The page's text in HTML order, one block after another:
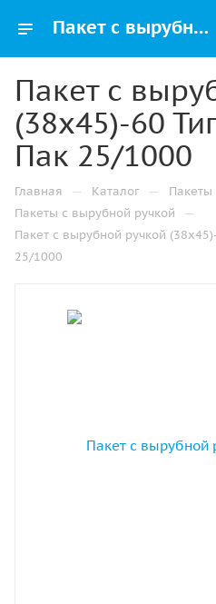
Пакет с вырубной ручкой (38х45)-60 Тигр лам Нео-Пак 25/1000 купить в Ижевске с доставкой оптом и в розницу
Пакет с
(38х45)-60
Пак 25/1000
Главная — Каталог — Пакеты
Пакеты с вырубной ручкой —
Пакет с вырубной ручкой
25/1000